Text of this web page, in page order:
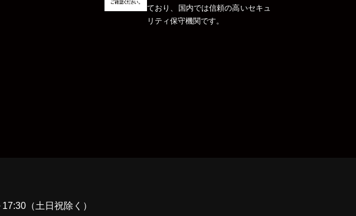
ており、国内では信頼の高いセキュ
リティ保守機関です。
（土日祝除く）